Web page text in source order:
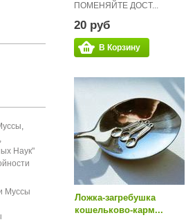
ПОМЕНЯЙТЕ ДОСТ...
20 руб
В Корзину
Ложка-загребушка
кошельково-карм...
,
,
Наук"
Муссы